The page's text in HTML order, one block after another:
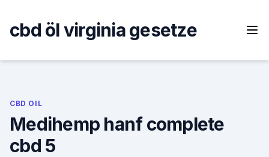
content
cbd öl virginia gesetze
CBD OIL
Medihemp hanf complete
cbd 5